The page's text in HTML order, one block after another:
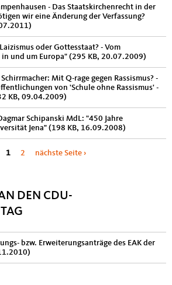
- Das Staatskirchenrecht in der
wir eine Änderung der Verfassung?
oder Gottesstaat? - Vom
und um Europa" (295 KB, 20.07.2009)
Mit Q-rage gegen Rassismus? -
von 'Schule ohne Rassismus' -
KB, 09.04.2009)
Schipanski MdL: "450 Jahre
Jena" (198 KB, 16.09.2008)
1 2 nächste Seite ›
DEN CDU-
bzw. Erweiterungsanträge des EAK der